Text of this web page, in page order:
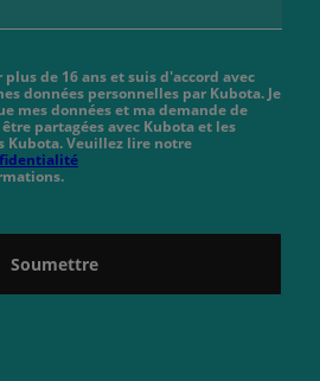
plus de 16 ans et suis d'accord avec
données personnelles par Kubota. Je
mes données et ma demande de
partagées avec Kubota et les
Kubota. Veuillez lire notre
Soumettre